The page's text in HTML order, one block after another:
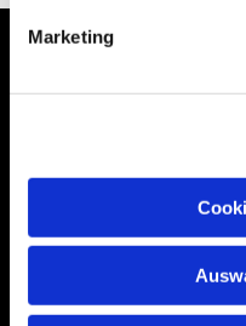
Marketing
99089 Erfurt,
Bitte akzeptieren
um diese